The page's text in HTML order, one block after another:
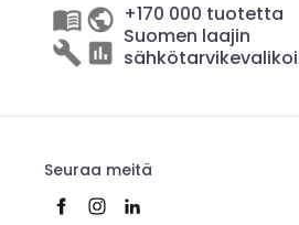
+170 000 tuotetta
Suomen laajin
Seuraa meitä